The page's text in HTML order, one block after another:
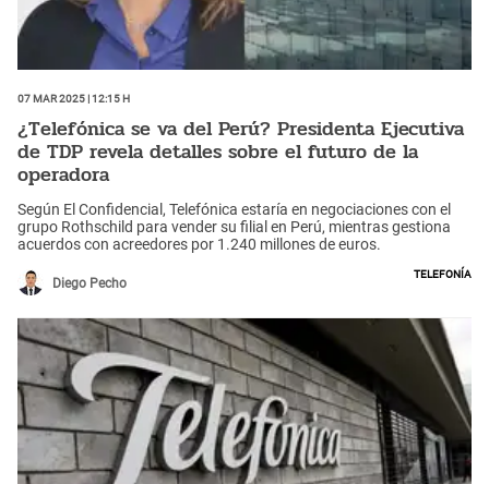
07 Mar 2025 | 12:15 h
¿Telefónica se va del Perú? Presidenta Ejecutiva
de TDP revela detalles sobre el futuro de la
operadora
Según El Confidencial, Telefónica estaría en negociaciones con el
grupo Rothschild para vender su filial en Perú, mientras gestiona
acuerdos con acreedores por 1.240 millones de euros.
Diego Pecho
Telefonía